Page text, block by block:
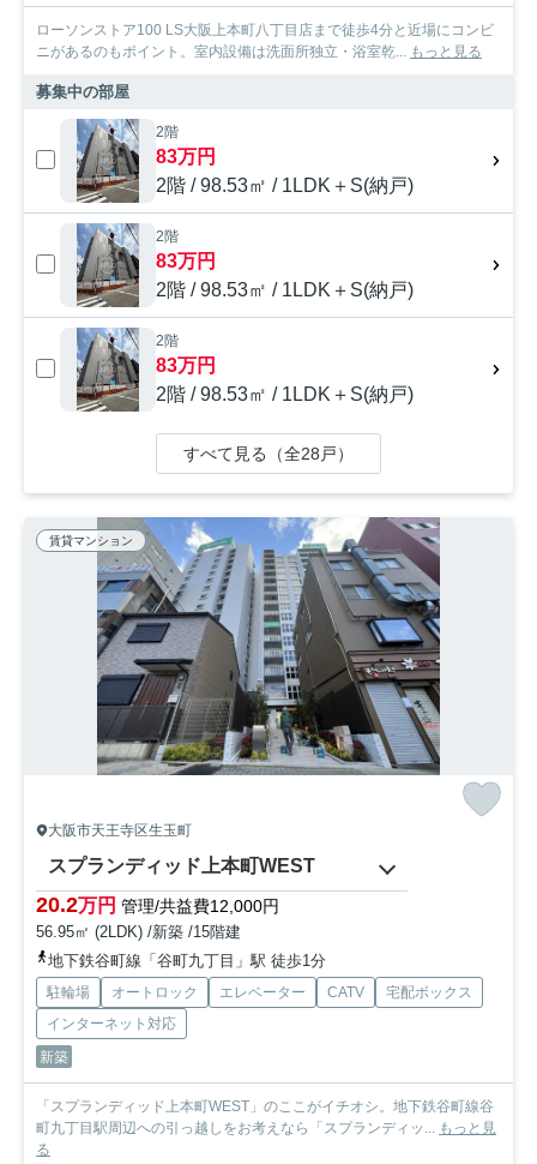
ローソンストア100 LS大阪上本町八丁目店まで徒歩4分と近場にコンビ
ニがあるのもポイント。室内設備は洗面所独立・浴室乾...
もっと見る
募集中の部屋
2階
83万円
2階 / 98.53㎡ / 1LDK＋S(納戸)
2階
83万円
2階 / 98.53㎡ / 1LDK＋S(納戸)
2階
83万円
2階 / 98.53㎡ / 1LDK＋S(納戸)
すべて見る（全28戸）
賃貸マンション
大阪市天王寺区生玉町
スプランディッド上本町WEST
20.2万円 管理/共益費12,000円
56.95㎡ (2LDK) /新築 /15階建
地下鉄谷町線「谷町九丁目」駅 徒歩1分
駐輪場 オートロック エレベーター CATV
宅配ボックス
インターネット対応
新築
「スプランディッド上本町WEST」のここがイチオシ。地下鉄谷町線谷
町九丁目駅周辺への引っ越しをお考えなら「スプランディッ...
もっと見
る